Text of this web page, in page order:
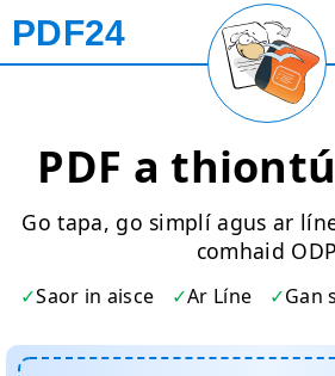
PDF24
PDF a
Go tapa, go simplí agus ar
comhaid ODP
Saor in aisce Ar Líne Gan